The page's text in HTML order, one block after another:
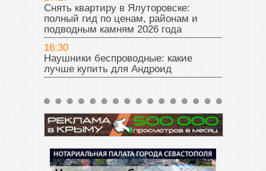
Снять квартиру в Ялуторовске:
полный гид по ценам, районам и
подводным камням 2026 года
16:30
Наушники беспроводные: какие
лучше купить для Андроид